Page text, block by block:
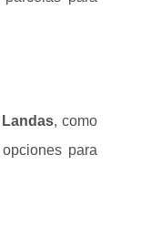
, como
para